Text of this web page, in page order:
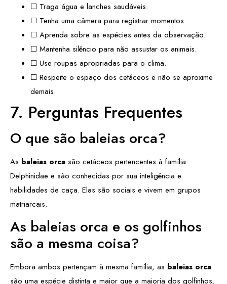
☐ Traga água e lanches saudáveis.
☐ Tenha uma câmera para registrar momentos.
☐ Aprenda sobre as espécies antes da observação.
☐ Mantenha silêncio para não assustar os animais.
☐ Use roupas apropriadas para o clima.
☐ Respeite o espaço dos cetáceos e não se aproxime
demais.
7. Perguntas Frequentes
O que são baleias orca?
As baleias orca são cetáceos pertencentes à família
Delphinidae e são conhecidas por sua inteligência e
habilidades de caça. Elas são sociais e vivem em grupos
matriarcais.
As baleias orca e os golfinhos
são a mesma coisa?
Embora ambos pertençam à mesma família, as baleias orca
são uma espécie distinta e maior que a maioria dos golfinhos.